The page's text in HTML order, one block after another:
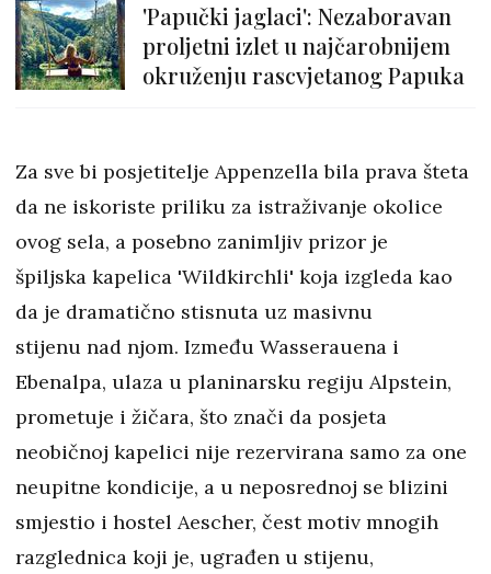
'Papučki jaglaci': Nezaboravan
proljetni izlet u najčarobnijem
okruženju rascvjetanog Papuka
Za sve bi posjetitelje Appenzella bila prava šteta
da ne iskoriste priliku za istraživanje okolice
ovog sela, a posebno zanimljiv prizor je
špiljska kapelica 'Wildkirchli' koja izgleda kao
da je dramatično stisnuta uz masivnu
stijenu nad njom. Između Wasserauena i
Ebenalpa, ulaza u planinarsku regiju Alpstein,
prometuje i žičara, što znači da posjeta
neobičnoj kapelici nije rezervirana samo za one
neupitne kondicije, a u neposrednoj se blizini
smjestio i hostel Aescher, čest motiv mnogih
razglednica koji je, ugrađen u stijenu,